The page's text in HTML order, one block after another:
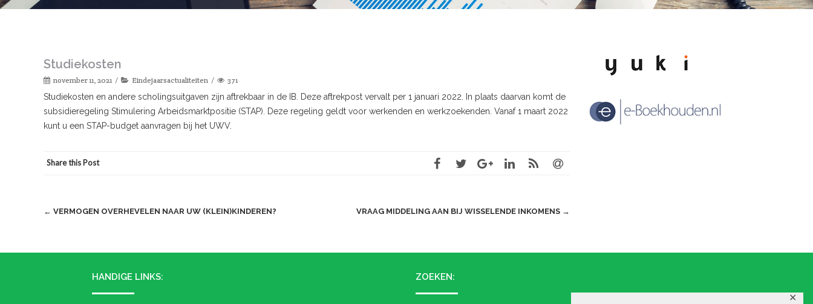
✕
Studiekosten
november 11, 2021 Eindejaarsactualiteiten 371
Studiekosten en andere scholingsuitgaven zijn aftrekbaar in de IB. Deze aftrekpost vervalt per 1 januari 2022. In plaats daarvan komt de
subsidieregeling Stimulering Arbeidsmarktpositie (STAP). Deze regeling geldt voor werkenden en werkzoekenden. Vanaf 1 maart 2022
kunt u een STAP-budget aanvragen bij het UWV.
Share this Post
Post
← VERMOGEN OVERHEVELEN NAAR UW (KLEIN)KINDEREN? VRAAG MIDDELING AAN BIJ WISSELENDE INKOMENS →
HANDIGE LINKS: ZOEKEN: